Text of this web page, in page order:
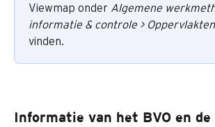
Viewmap onder Algemene
informatie & controle >
vinden.
Informatie van het BVO en de